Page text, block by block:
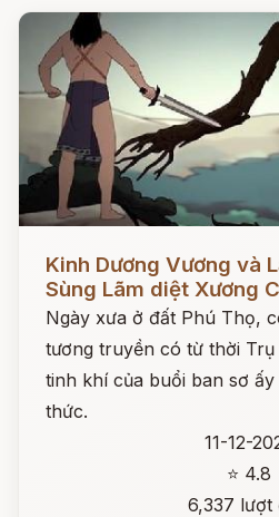
Kinh Dương Vương và
Sùng Lãm diệt Xương
Ngày xưa ở đất Phú Thọ,
tương truyền có từ thời
tinh khí của buổi ban sơ
thức.
11-12-
⭐ 4.8
6,337 lượt